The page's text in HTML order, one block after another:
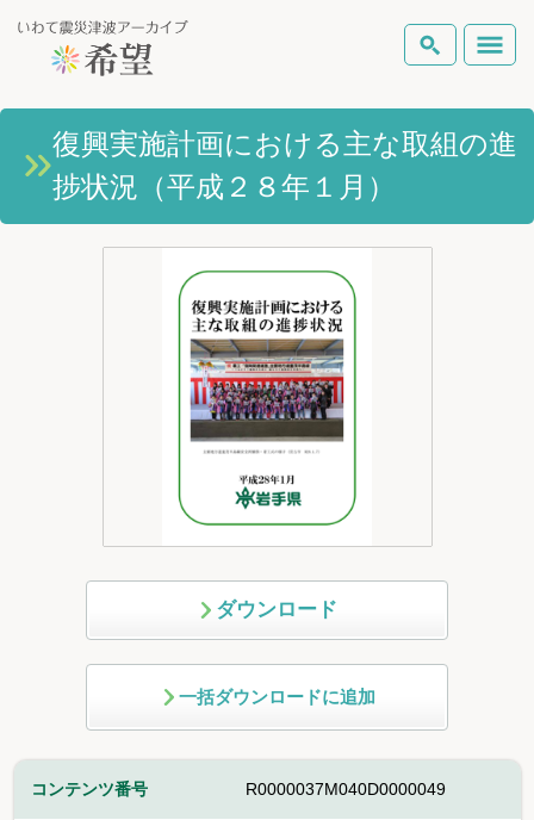
いわて震災津波アーカイブとは
岩手県の被害状況
ピックアップコンテンツ
Foreign Laguage
検索
復興実施計画における主な取組の進
捗状況（平成２８年１月）
ダウンロード
一括ダウンロードに追加
コンテンツ番号 R0000037M040D0000049